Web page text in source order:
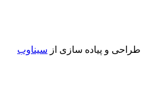
طراحی و پیاده سازی از سیناوب